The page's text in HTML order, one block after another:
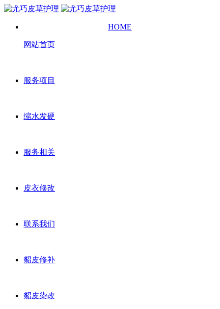
HOME
网站首页
服务项目
缩水发硬
服务相关
皮衣修改
联系我们
貂皮修补
貂皮染改